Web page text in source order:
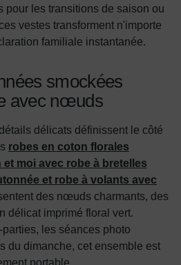
pour les transitions de saison ou
vestes transforment n'importe
familiale instantanée.
smockées
avec nœuds
délicats définissent le côté
robes en coton florales
moi avec robe à bretelles
et robe à volants avec
des nœuds charmants, des
délicat imprimé floral vert.
les séances photo
du dimanche, cet ensemble est
portable.